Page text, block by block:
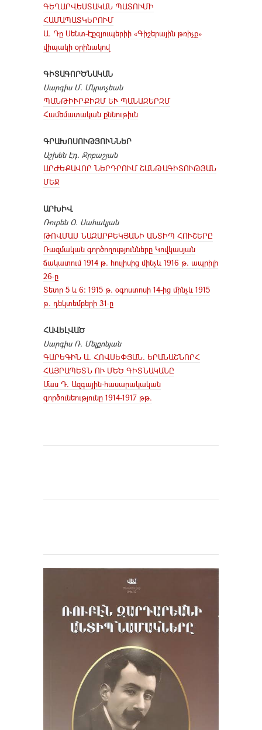
ԳԵՂԱՐՎԵՍՏԱԿԱՆ ՊԱՏՈՒՄԻ
ՀԱՄԱՊԱՏԿԵՐՈՒՄ
Ա. Դը Սենտ-Էքզյուպերիի «Գիշերային թռիչք»
վիպակի օրինակով
ԳԻՏԱԳՈՐԾՆԱԿԱՆ
Սարգիս Մ. Մկրտչեան
ՊԱՆԹԻՒՐՔԻԶՄ ԵՒ ՊԱՆԱԶԵՐԶՄ
Համեմատական քննութիւն
ԳՐԱԽՈՍՈՒԹՅՈՒՆՆԵՐ
Աշխեն Էդ. Ջրբաշյան
ԱՐԺԵՔԱՎՈՐ ՆԵՐԴՐՈՒՄ ՇԱՆԹԱԳԻՏՈՒԹՅԱՆ
ՄԵՋ
ԱՐԽԻՎ
Ռուբեն Օ. Սահակյան
ԹՈՎՄԱՍ ՆԱԶԱՐԲԵԿՅԱՆԻ ԱՆՏԻՊ ՀՈՒՇԵՐԸ
Ռազմական գործողությունները Կովկասյան
ճակատում 1914 թ. հուլիսից մինչև 1916 թ. ապրիլի
26-ը
Տետր 5 և 6: 1915 թ. օգոստոսի 14-ից մինչև 1915
թ. դեկտեմբերի 31-ը
ՀԱՎԵԼՎԱԾ
Սարգիս Ռ. Մելքոնյան
ԳԱՐԵԳԻՆ Ա. ՀՈՎՍԵՓՅԱՆ. ԵՐԱՆԱՇՆՈՐՀ
ՀԱՅՐԱՊԵՏՆ ՈՒ ՄԵԾ ԳԻՏՆԱԿԱՆԸ
Մաս Դ. Ազգային-հասարակական
գործունեությունը 1914-1917 թթ.